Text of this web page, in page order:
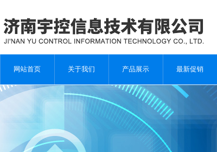
网站首页 关于我们 产品展示 最新促销